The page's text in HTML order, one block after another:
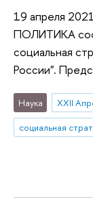
19 апреля
ПОЛИТИКА
социальная
России".
Наука
социальная